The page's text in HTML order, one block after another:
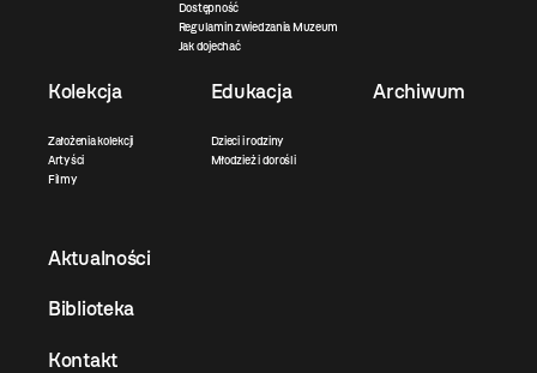
Dostępność
Regulamin zwiedzania Muzeum
Jak dojechać
Kolekcja
Założenia kolekcji
Artyści
Filmy
Edukacja
Dzieci i rodziny
Młodzież i dorośli
Archiwum
Aktualności
Biblioteka
Kontakt